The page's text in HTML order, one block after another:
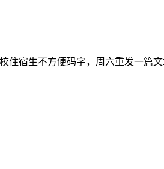
宿生不方便码字，周六重发一篇文